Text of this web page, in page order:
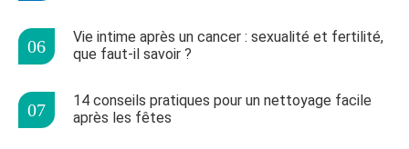
Vie intime après un cancer : sexualité et fertilité,
que faut-il savoir ?
14 conseils pratiques pour un nettoyage facile
après les fêtes